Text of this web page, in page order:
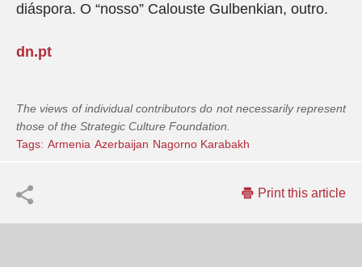
diáspora. O “nosso” Calouste Gulbenkian, outro.
dn.pt
The views of individual contributors do not necessarily represent
those of the Strategic Culture Foundation.
Tags: Armenia Azerbaijan Nagorno Karabakh
Print this article